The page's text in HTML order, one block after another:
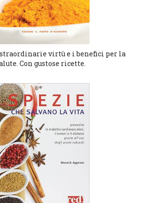
straordinarie virtù e i benefici per la
Con gustose ricette.